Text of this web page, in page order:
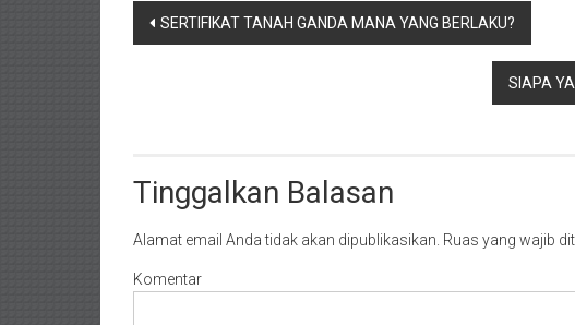
panjang/
Kayutanam/
Hulu
Pasaman/
Kapur
Navigasi
SERTIFIKAT TANAH GANDA MANA YANG BERLAKU?
SIAPA
Tinggalkan Balasan
Alamat email Anda tidak akan dipublikasikan. Ruas yang wajib
Komentar